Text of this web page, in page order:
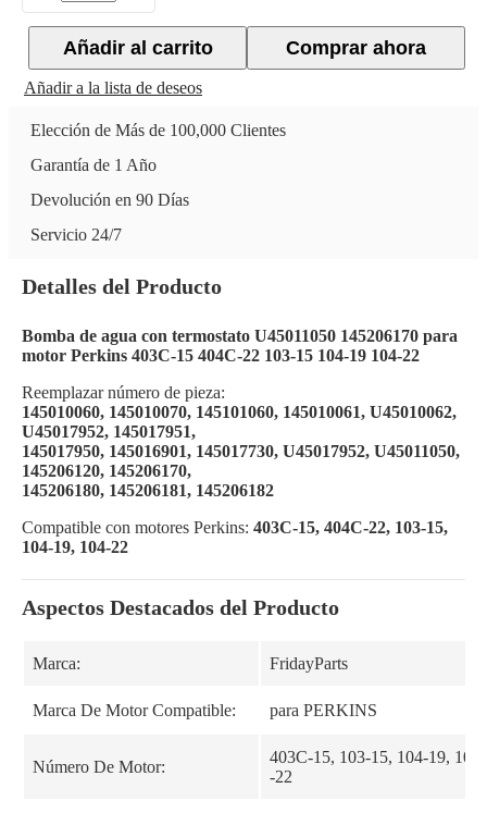
Comprar ahora
Añadir al carrito
Añadir a la lista de deseos
Elección de Más de 100,000 Clientes
Garantía de 1 Año
Devolución en 90 Días
Servicio 24/7
Detalles del Producto
Bomba de agua con termostato U45011050 145206170 para
motor Perkins 403C-15 404C-22 103-15 104-19 104-22
Reemplazar número de pieza:
145010060, 145010070, 145101060, 145010061, U45010062,
U45017952, 145017951,
145017950, 145016901, 145017730, U45017952, U45011050,
145206120, 145206170,
145206180, 145206181, 145206182
Compatible con motores Perkins: 403C-15, 404C-22, 103-15,
104-19, 104-22
Aspectos Destacados del Producto
Marca: FridayParts
Marca De Motor Compatible: para PERKINS
Número De Motor:
403C-15, 103-15, 104-19,
-22